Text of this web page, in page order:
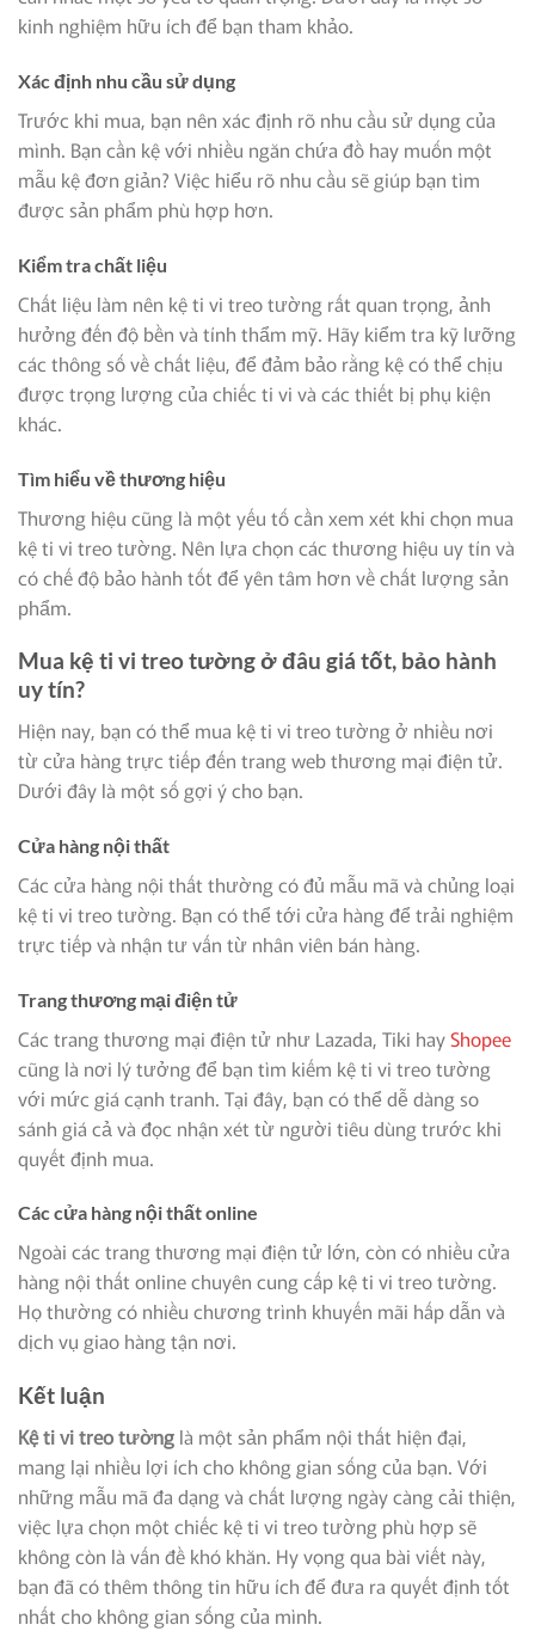
kinh nghiệm hữu ích để bạn tham khảo.
Xác định nhu cầu sử dụng
Trước khi mua, bạn nên xác định rõ nhu cầu sử dụng của
mình. Bạn cần kệ với nhiều ngăn chứa đồ hay muốn một
mẫu kệ đơn giản? Việc hiểu rõ nhu cầu sẽ giúp bạn tìm
được sản phẩm phù hợp hơn.
Kiểm tra chất liệu
Chất liệu làm nên kệ ti vi treo tường rất quan trọng, ảnh
hưởng đến độ bền và tính thẩm mỹ. Hãy kiểm tra kỹ lưỡng
các thông số về chất liệu, để đảm bảo rằng kệ có thể chịu
được trọng lượng của chiếc ti vi và các thiết bị phụ kiện
khác.
Tìm hiểu về thương hiệu
Thương hiệu cũng là một yếu tố cần xem xét khi chọn mua
kệ ti vi treo tường. Nên lựa chọn các thương hiệu uy tín và
có chế độ bảo hành tốt để yên tâm hơn về chất lượng sản
phẩm.
Mua kệ ti vi treo tường ở đâu giá tốt, bảo hành
uy tín?
Hiện nay, bạn có thể mua kệ ti vi treo tường ở nhiều nơi
từ cửa hàng trực tiếp đến trang web thương mại điện tử.
Dưới đây là một số gợi ý cho bạn.
Cửa hàng nội thất
Các cửa hàng nội thất thường có đủ mẫu mã và chủng loại
kệ ti vi treo tường. Bạn có thể tới cửa hàng để trải nghiệm
trực tiếp và nhận tư vấn từ nhân viên bán hàng.
Trang thương mại điện tử
Các trang thương mại điện tử như Lazada, Tiki hayShopee
cũng là nơi lý tưởng để bạn tìm kiếm kệ ti vi treo tường
với mức giá cạnh tranh. Tại đây, bạn có thể dễ dàng so
sánh giá cả và đọc nhận xét từ người tiêu dùng trước khi
quyết định mua.
Các cửa hàng nội thất online
Ngoài các trang thương mại điện tử lớn, còn có nhiều cửa
hàng nội thất online chuyên cung cấp kệ ti vi treo tường.
Họ thường có nhiều chương trình khuyến mãi hấp dẫn và
dịch vụ giao hàng tận nơi.
Kết luận
Kệ ti vi treo tường là một sản phẩm nội thất hiện đại,
mang lại nhiều lợi ích cho không gian sống của bạn. Với
những mẫu mã đa dạng và chất lượng ngày càng cải thiện,
việc lựa chọn một chiếc kệ ti vi treo tường phù hợp sẽ
không còn là vấn đề khó khăn. Hy vọng qua bài viết này,
bạn đã có thêm thông tin hữu ích để đưa ra quyết định tốt
nhất cho không gian sống của mình.